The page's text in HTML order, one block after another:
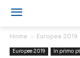
Home Europee 2019
Europee 2019 In primo